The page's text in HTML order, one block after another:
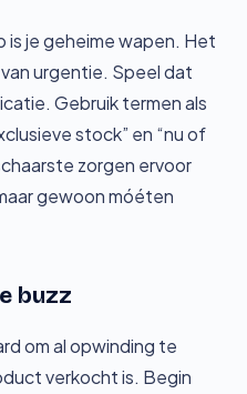
is je geheime wapen. Het
urgentie. Speel dat
Gebruik termen als
stock” en “nu of
zorgen ervoor
gewoon móéten
buzz
om al opwinding te
verkocht is. Begin